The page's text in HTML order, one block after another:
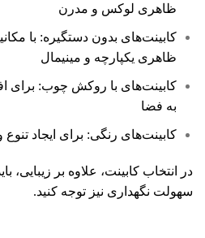
ظاهری لوکس و مدرن
کابینت‌های بدون دستگیره: با
ظاهری یکپارچه و مینیمال
کابینت‌های با روکش چوب: برای
به فضا
کابینت‌های رنگی: برای ایجاد
در انتخاب کابینت، علاوه بر زیبایی،
سهولت نگهداری نیز توجه کنید.